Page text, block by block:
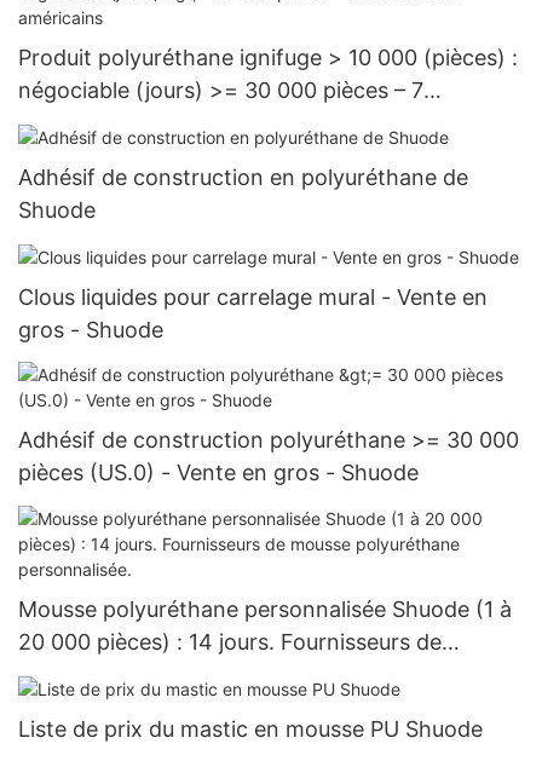
Produit polyuréthane ignifuge > 10 000 (pièces) :
négociable (jours) >= 30 000 pièces – 7
fournisseurs américains
Adhésif de construction en polyuréthane de
Shuode
Clous liquides pour carrelage mural - Vente en
gros - Shuode
Adhésif de construction polyuréthane >= 30 000
pièces (US.0) - Vente en gros - Shuode
Mousse polyuréthane personnalisée Shuode (1 à
20 000 pièces) : 14 jours. Fournisseurs de
mousse polyuréthane personnalisée.
Liste de prix du mastic en mousse PU Shuode